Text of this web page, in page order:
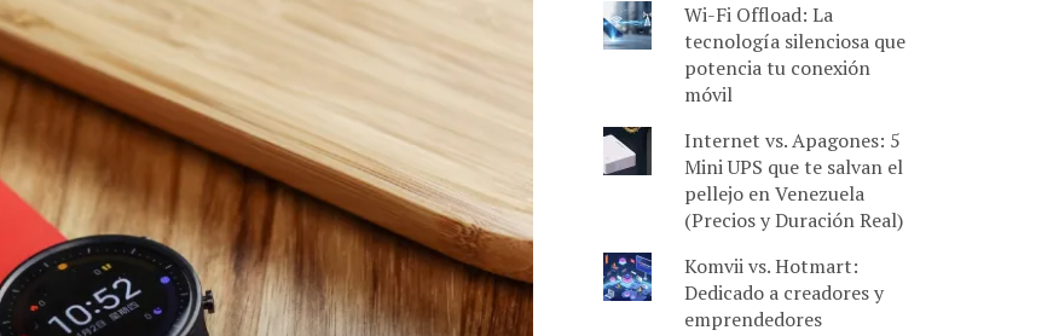
Wi-Fi Offload: La
tecnología silenciosa que
potencia tu conexión
móvil
Internet vs. Apagones: 5
Mini UPS que te salvan el
pellejo en Venezuela
(Precios y Duración Real)
Komvii vs. Hotmart:
Dedicado a creadores y
emprendedores